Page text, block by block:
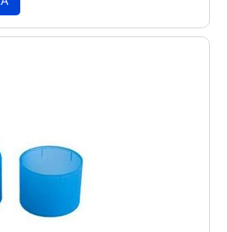
de velocidade,
altitude, indicadores de